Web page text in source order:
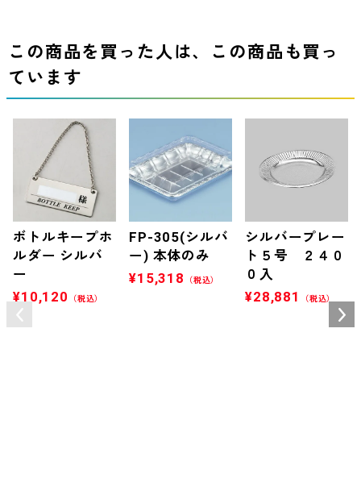
この商品を買った人は、この商品も買っ
ています
ボトルキープホ
ルダー シルバ
ー
¥10,120 （税込）
FP-305(シルバ
ー) 本体のみ
¥15,318 （税込）
シルバープレー
ト５号 ２４０
０入
¥28,881 （税込）